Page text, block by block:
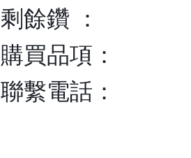
剩餘鑽 ：
購買品項：
聯繫電話：